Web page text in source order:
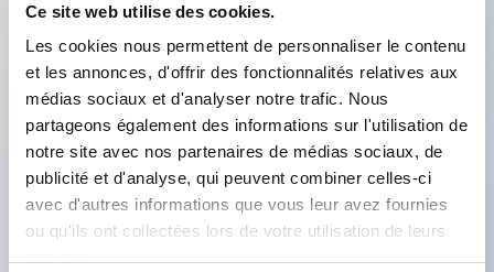
Ce site web utilise des cookies.
Les cookies nous permettent de personnaliser le contenu
et les annonces, d'offrir des fonctionnalités relatives aux
médias sociaux et d'analyser notre trafic. Nous
partageons également des informations sur l'utilisation de
notre site avec nos partenaires de médias sociaux, de
publicité et d'analyse, qui peuvent combiner celles-ci
avec d'autres informations que vous leur avez fournies
ou qu'ils ont collectées lors de votre utilisation de leurs
Profondeur du panneau de 39,9 mm (*bloc de
contact à 11 étages), 59,9 mm (*bloc de contact à
22 étages). Conception peu encombrante
possible.
Structure de sécurité de 3e génération :
déclenchement à 2 actions, garde intégrée,
structure de protection des doigts IP20.